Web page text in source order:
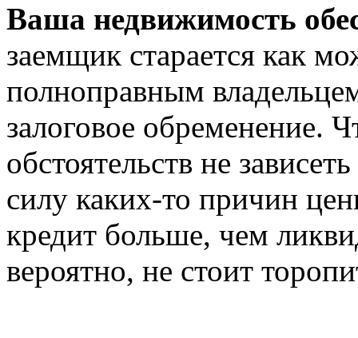
Ваша недвижимость
заемщик старается как
полноправным
залоговое обременение.
обстоятельств не
силу каких-то причин
кредит больше, чем
вероятно, не стоит